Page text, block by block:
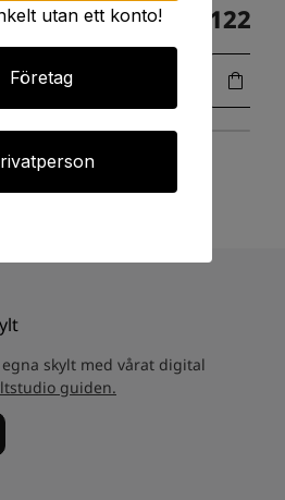
Art.15-0108 1225:-
skylt med vårat digital
guiden.
utan ett konto!
Företag